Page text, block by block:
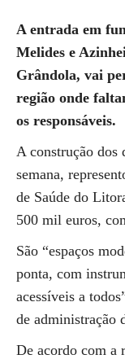
A entrada em
Melides e
Grândola, vai
região onde
os responsáveis.
A construção dos
semana,
de Saúde do
500 mil euros,
São “espaços
ponta, com
acessíveis a
de administração
De acordo com a